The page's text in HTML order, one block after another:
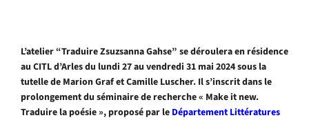
L’atelier “Traduire Zsuzsanna Gahse” se déroulera en résidence
au CITL d’Arles du lundi 27 au vendredi 31 mai 2024 sous la
tutelle de Marion Graf et Camille Luscher. Il s’inscrit dans le
prolongement du séminaire de recherche « Make it new.
Traduire la poésie », proposé par le Département Littératures